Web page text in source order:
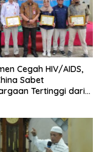
Cegah HIV/AIDS,
Sabet
Tertinggi dari